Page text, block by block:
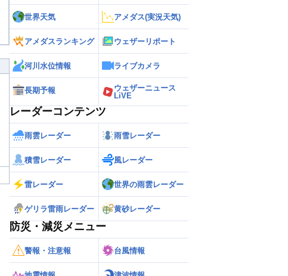
世界天気 アメダス(実況天気)
アメダスランキング ウェザーリポート
河川水位情報 ライブカメラ
長期予報
ウェザーニュース
LiVE
レーダーコンテンツ
雨雲レーダー 雨雪レーダー
積雪レーダー 風レーダー
雷レーダー 世界の雨雲レーダー
ゲリラ雷雨レーダー 黄砂レーダー
防災・減災メニュー
警報・注意報 台風情報